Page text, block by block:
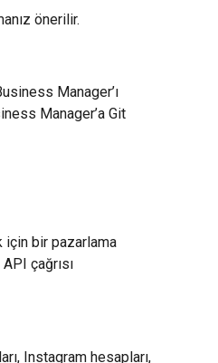
önerilir.
Manager’ı
Manager’a Git
için bir pazarlama
çağrısı
Instagram hesapları,